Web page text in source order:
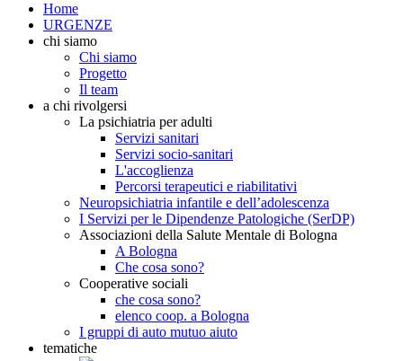
Home
URGENZE
chi siamo
Chi siamo
Progetto
Il team
a chi rivolgersi
La psichiatria per adulti
Servizi sanitari
Servizi socio-sanitari
L'accoglienza
Percorsi terapeutici e riabilitativi
Neuropsichiatria infantile e dell’adolescenza
I Servizi per le Dipendenze Patologiche (SerDP)
Associazioni della Salute Mentale di Bologna
A Bologna
Che cosa sono?
Cooperative sociali
che cosa sono?
elenco coop. a Bologna
I gruppi di auto mutuo aiuto
tematiche